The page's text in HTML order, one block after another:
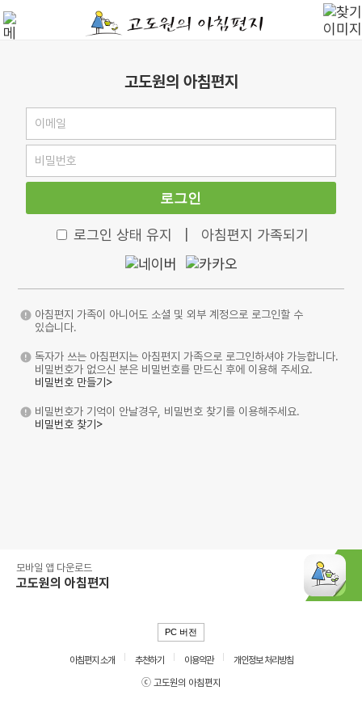
고도원의 아침편지
로그인
로그인 상태 유지 아침편지 가족되기
아침편지 가족이 아니어도 소셜 및 외부 계정으로 로그인할 수
있습니다.
독자가 쓰는 아침편지는 아침편지 가족으로 로그인하셔야 가능합니다.
비밀번호가 없으신 분은 비밀번호를 만드신 후에 이용해 주세요.
비밀번호 만들기>
비밀번호가 기억이 안날경우, 비밀번호 찾기를 이용해주세요.
비밀번호 찾기>
모바일 앱 다운로드
고도원의 아침편지
PC 버전
아침편지 소개 추천하기 이용약관
개인정보 처리방침
ⓒ 고도원의 아침편지